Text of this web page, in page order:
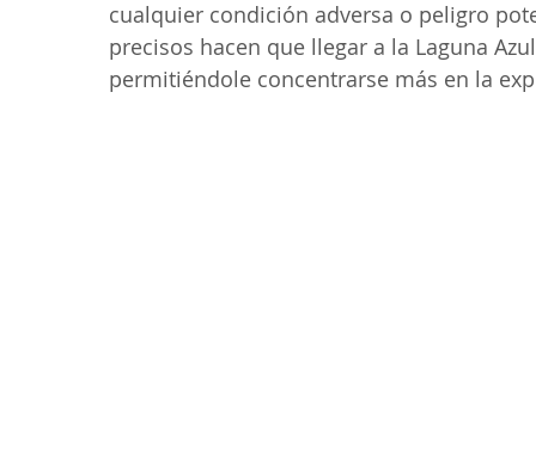
cualquier condición adversa o peligro
precisos hacen que llegar a la Laguna
permitiéndole concentrarse más en la